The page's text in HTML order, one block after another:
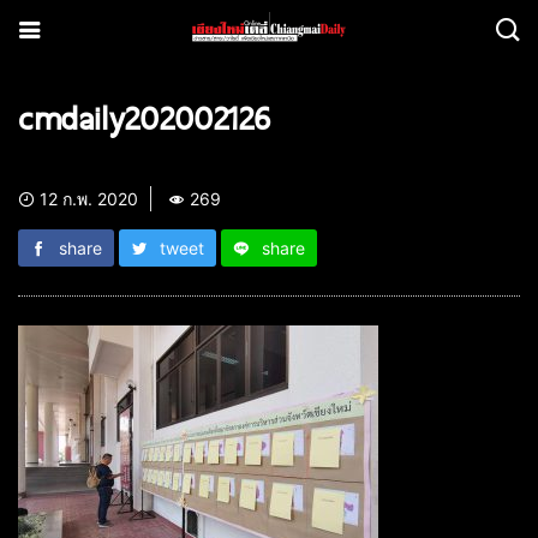
cmdaily202002126
12 ก.พ. 2020 269
share tweet share